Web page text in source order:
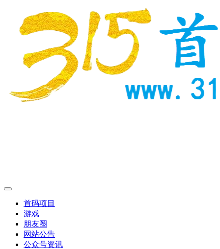
首码项目
游戏
朋友圈
网站公告
公众号资讯